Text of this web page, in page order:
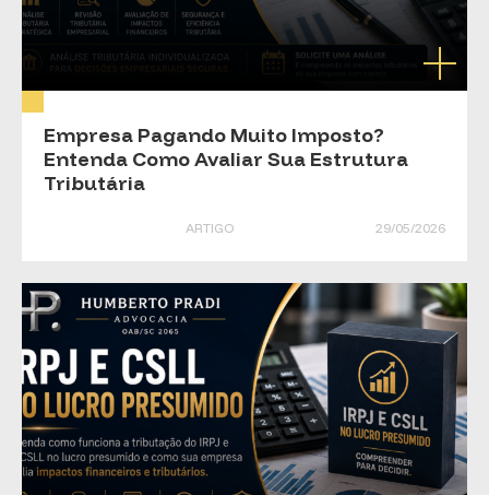
Empresa Pagando Muito Imposto?
Entenda Como Avaliar Sua Estrutura
Tributária
ARTIGO 29/05/2026